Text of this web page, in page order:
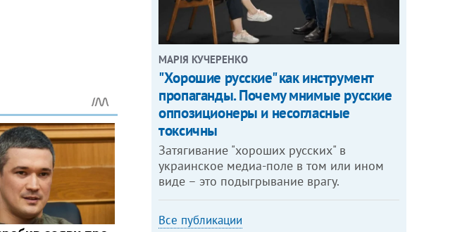
МАРІЯ КУЧЕРЕНКО
"Хорошие русские" как инструмент
пропаганды. Почему мнимые русские
оппозиционеры и несогласные
токсичны
Затягивание "хороших русских" в
украинское медиа-поле в том или ином
виде – это подыгрывание врагу.
Все публикации